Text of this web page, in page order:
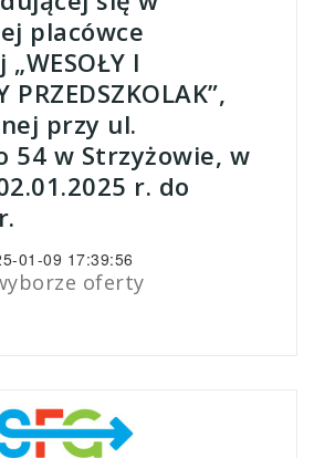
placówce
I
PRZEDSZKOLAK”,
przy ul.
54 w Strzyżowie, w
r. do
01-09 17:39:56
oferty